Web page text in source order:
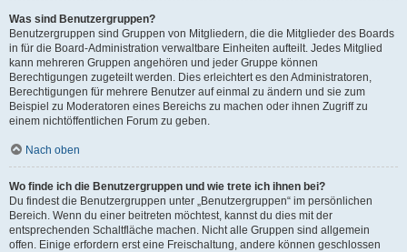
Was sind Benutzergruppen?
Benutzergruppen sind Gruppen von Mitgliedern, die die Mitglieder des Boards
in für die Board-Administration verwaltbare Einheiten aufteilt. Jedes Mitglied
kann mehreren Gruppen angehören und jeder Gruppe können
Berechtigungen zugeteilt werden. Dies erleichtert es den Administratoren,
Berechtigungen für mehrere Benutzer auf einmal zu ändern und sie zum
Beispiel zu Moderatoren eines Bereichs zu machen oder ihnen Zugriff zu
einem nichtöffentlichen Forum zu geben.
Nach oben
Wo finde ich die Benutzergruppen und wie trete ich ihnen bei?
Du findest die Benutzergruppen unter „Benutzergruppen“ im persönlichen
Bereich. Wenn du einer beitreten möchtest, kannst du dies mit der
entsprechenden Schaltfläche machen. Nicht alle Gruppen sind allgemein
offen. Einige erfordern erst eine Freischaltung, andere können geschlossen